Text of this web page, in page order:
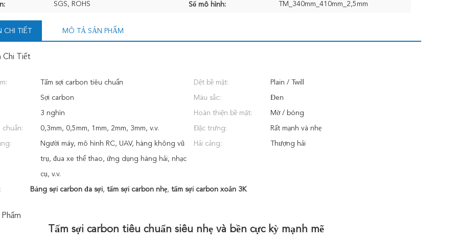
SGS, ROHS Số mô hình: TM_340mm_410mm_2,5mm
CHI TIẾT MÔ TẢ SẢN PHẨM
Chi Tiết
Tấm sợi carbon tiêu chuẩn Dệt bề mặt: Plain / Twill
Sợi carbon Màu sắc: Đen
3 nghìn Hoàn thiện bề mặt: Mờ / bóng
0,3mm, 0,5mm, 1mm, 2mm, 3mm, v.v. Đặc trưng: Rất mạnh và nhẹ
Người máy, mô hình RC, UAV, hàng không vũ
trụ, đua xe thể thao, ứng dụng hàng hải, nhạc
cụ, v.v.
Hải cảng: Thượng hải
Bảng sợi carbon đa sợi, tấm sợi carbon nhẹ, tấm sợi carbon xoắn 3K
Tấm sợi carbon tiêu chuẩn siêu nhẹ và bền cực kỳ mạnh mẽ